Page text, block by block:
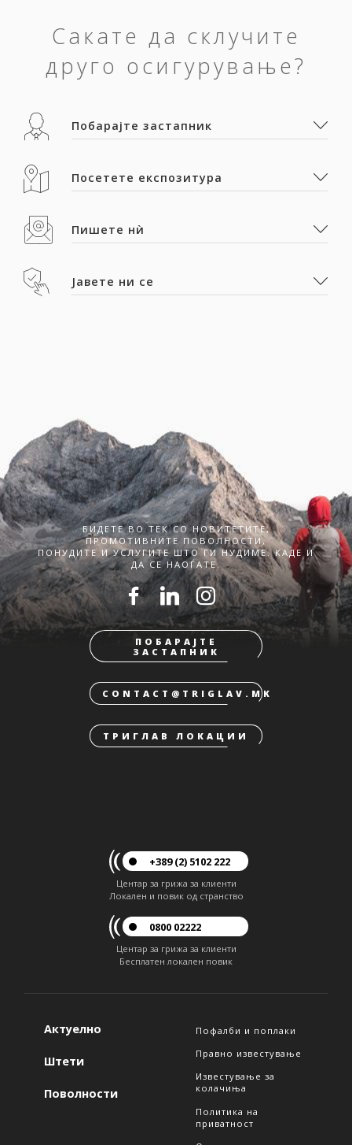
Сакате да склучите
друго осигурување?
Побарајте застапник
Посетете експозитура
Пишете нѝ
Јавете ни се
БИДЕТЕ ВО ТЕК СО НОВИТЕТИТЕ,
ПРОМОТИВНИТЕ ПОВОЛНОСТИ,
ПОНУДИТЕ И УСЛУГИТЕ ШТО ГИ НУДИМЕ. КАДЕ И
ДА СЕ НАОЃАТЕ.
ПОБАРАЈТЕ
ЗАСТАПНИК
CONTACT@TRIGLAV.MK
ТРИГЛАВ ЛОКАЦИИ
+389 (2) 5102 222
Центар за грижа за клиенти
Локален и повик од странство
0800 02222
Центар за грижа за клиенти
Бесплатен локален повик
Актуелно
Штети
Поволности
Пофалби и поплаки
Правно известување
Известување за
колачиња
Политика на
приватност